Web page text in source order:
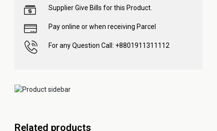
Supplier Give Bills for this Product.
Pay online or when receiving Parcel
For any Question Call: +8801911311112
Related products